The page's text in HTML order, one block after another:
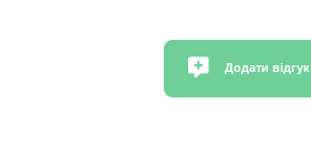
Додати відгук